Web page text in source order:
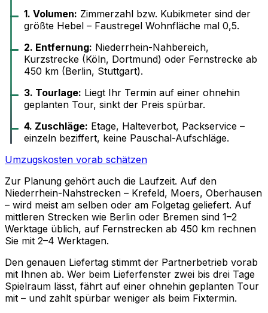
1. Volumen: Zimmerzahl bzw. Kubikmeter sind der
größte Hebel – Faustregel Wohnfläche mal 0,5.
2. Entfernung: Niederrhein-Nahbereich,
Kurzstrecke (Köln, Dortmund) oder Fernstrecke ab
450 km (Berlin, Stuttgart).
3. Tourlage: Liegt Ihr Termin auf einer ohnehin
geplanten Tour, sinkt der Preis spürbar.
4. Zuschläge: Etage, Halteverbot, Packservice –
einzeln beziffert, keine Pauschal-Aufschläge.
Umzugskosten vorab schätzen
Zur Planung gehört auch die Laufzeit. Auf den
Niederrhein-Nahstrecken – Krefeld, Moers, Oberhausen
– wird meist am selben oder am Folgetag geliefert. Auf
mittleren Strecken wie Berlin oder Bremen sind 1–2
Werktage üblich, auf Fernstrecken ab 450 km rechnen
Sie mit 2–4 Werktagen.
Den genauen Liefertag stimmt der Partnerbetrieb vorab
mit Ihnen ab. Wer beim Lieferfenster zwei bis drei Tage
Spielraum lässt, fährt auf einer ohnehin geplanten Tour
mit – und zahlt spürbar weniger als beim Fixtermin.